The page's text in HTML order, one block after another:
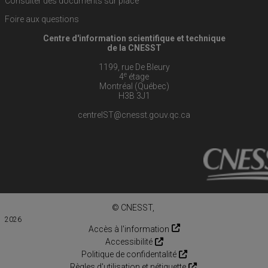
Foire aux questions
Centre d'information scientifique et technique
de la CNESST
1199, rue De Bleury
4e étage
Montréal (Québec)
H3B 3J1
centreIST@cnesst.gouv.qc.ca
© CNESST,
2026
Accès à l'information
Accessibilité
Politique de confidentalité